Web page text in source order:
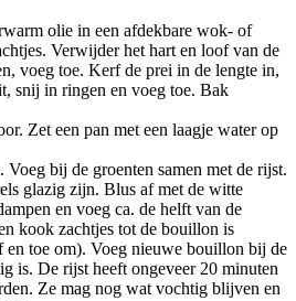
olie in een afdekbare wok- of
Verwijder het hart en loof van de
voeg toe. Kerf de prei in de lengte in,
snij in ringen en voeg toe. Bak
Zet een pan met een laagje water op
bij de groenten samen met de rijst.
glazig zijn. Blus af met de witte
en voeg ca. de helft van de
kook zachtjes tot de bouillon is
en toe om). Voeg nieuwe bouillon bij de
is. De rijst heeft ongeveer 20 minuten
Ze mag nog wat vochtig blijven en